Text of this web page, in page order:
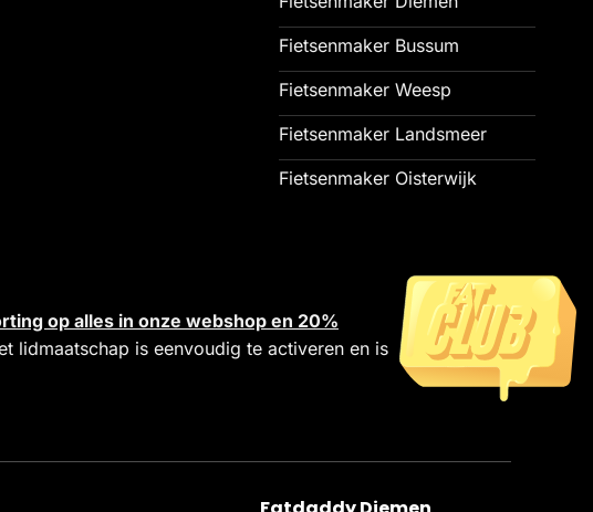
Fietsenmaker Bussum
Fietsenmaker Weesp
Fietsenmaker Landsmeer
Fietsenmaker Oisterwijk
op alles in onze webshop en 20%
lidmaatschap is eenvoudig te activeren en is